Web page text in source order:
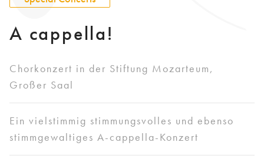
A cappella!
Chorkonzert in der Stiftung Mozarteum,
Großer Saal
Ein vielstimmig stimmungsvolles und ebenso
stimmgewaltiges A-cappella-Konzert